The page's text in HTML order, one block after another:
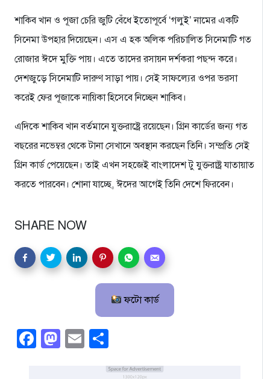
শাকিব খান ও পূজা চেরি জুটি বেঁধে ইতোপূর্বে ‘গলুই’ নামের একটি
সিনেমা উপহার দিয়েছেন। এস এ হক অলিক পরিচালিত সিনেমাটি গত
রোজার ঈদে মুক্তি পায়। এতে তাদের রসায়ন দর্শকরা পছন্দ করে।
দেশজুড়ে সিনেমাটি দারুণ সাড়া পায়। সেই সাফল্যের ওপর ভরসা
করেই ফের পূজাকে নায়িকা হিসেবে নিচ্ছেন শাকিব।
এদিকে শাকিব খান বর্তমানে যুক্তরাষ্ট্রে রয়েছেন। গ্রিন কার্ডের জন্য গত
বছরের নভেম্বর থেকে টানা সেখানে অবস্থান করছেন তিনি। সম্প্রতি সেই
গ্রিন কার্ড পেয়েছেন। তাই এখন সহজেই বাংলাদেশ টু যুক্তরাষ্ট্র যাতায়াত
করতে পারবেন। শোনা যাচ্ছে, ঈদের আগেই তিনি দেশে ফিরবেন।
SHARE NOW
ফটো কার্ড
Facebook
Mastodon
Email